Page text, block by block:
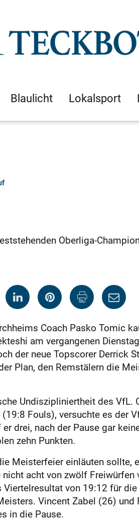
Blaulicht Lokalsport
Oberliga-
Coach Pasko Tomic
am vergangenen
der neue Topscorer Derrick
Plan, den Remstälern die
Undiszipliniertheit des VfL.
Fouls), versuchte es der
drei, nach der Pause gar
zehn Punkten.
Meisterfeier einläuten sollte,
acht von zwölf
von 19:12 für
Vincent Zabel (26)
in die Pause.